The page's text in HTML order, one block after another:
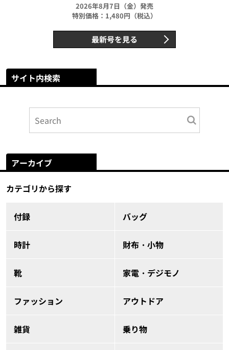
2026年8月7日（金）発売
特別価格：1,480円（税込）
最新号を見る
サイト内検索
アーカイブ
カテゴリから探す
付録 バッグ
時計 財布・小物
靴 家電・デジモノ
ファッション アウトドア
雑貨 乗り物